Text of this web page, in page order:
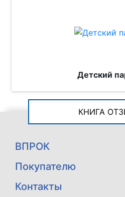
Детский
КНИГА
ВПРОК
Покупателю
Контакты